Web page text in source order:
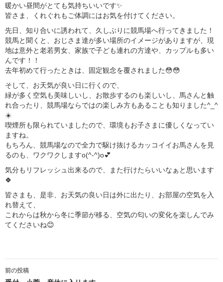
暖かい昼間がとても気持ちいいです✨
皆さま、くれぐれもご体調にはお気を付けてください。
先日、知り合いに誘われて、久しぶりに競馬場へ行ってきました！
競馬と聞くと、おじさま達が多い場所のイメージがありますが、現
地は意外と老若男女、家族で子ども連れの方達や、カップルも多い
んです！！
去年初めて行ったときは、固定観念を覆されました😳😳
そして、お天気が良い日に行くので、
緑が多く空気も美味しいし、お散歩するのも楽しいし、馬さんと触
れ合ったり、競馬場ならではの楽しみ方もあることも知りました^_^
☀️
喫煙所も限られていましたので、環境もお子さまに優しくなってい
ますね。
もちろん、競馬場なので全力で駆け抜けるカッコイイお馬さんを見
るのも、ワクワクしますo(^-^)o💕
気分もリフレッシュ出来るので、また行けたらいいなぁと思います
🍀
皆さまも、是非、お天気の良い日は外に出たり、お部屋の空気を入
れ替えて、
これからは秋から冬に季節が移る、空気の匂いの変化を楽しんでみ
てくださいね😊
投
前の投稿